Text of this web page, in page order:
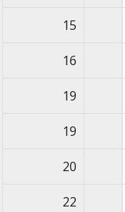
15
16
19
19
20
22